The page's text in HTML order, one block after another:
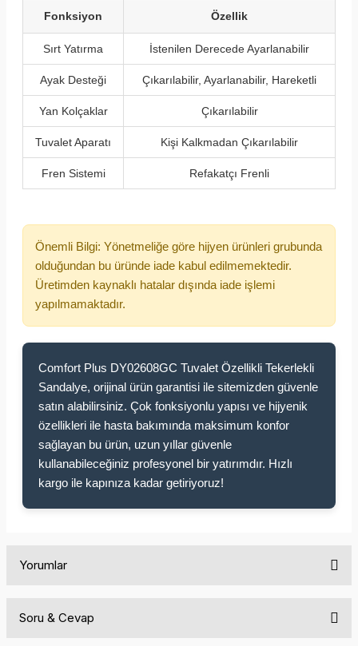
Fonksiyon Özellik
Sırt Yatırma İstenilen Derecede Ayarlanabilir
Ayak Desteği Çıkarılabilir, Ayarlanabilir, Hareketli
Yan Kolçaklar Çıkarılabilir
Tuvalet Aparatı Kişi Kalkmadan Çıkarılabilir
Fren Sistemi Refakatçı Frenli
Önemli Bilgi: Yönetmeliğe göre hijyen ürünleri grubunda
olduğundan bu üründe iade kabul edilmemektedir.
Üretimden kaynaklı hatalar dışında iade işlemi
yapılmamaktadır.
Comfort Plus DY02608GC Tuvalet Özellikli Tekerlekli
Sandalye, orijinal ürün garantisi ile sitemizden güvenle
satın alabilirsiniz. Çok fonksiyonlu yapısı ve hijyenik
özellikleri ile hasta bakımında maksimum konfor
sağlayan bu ürün, uzun yıllar güvenle
kullanabileceğiniz profesyonel bir yatırımdır. Hızlı
kargo ile kapınıza kadar getiriyoruz!
Yorumlar
Soru & Cevap